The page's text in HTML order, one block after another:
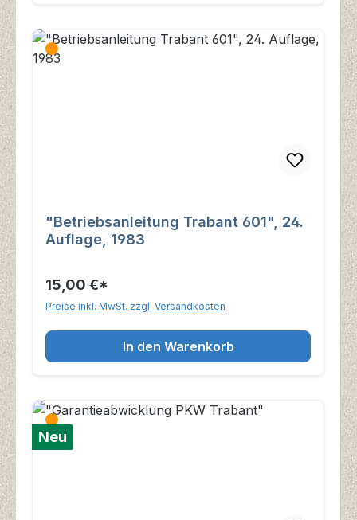
"Betriebsanleitung Trabant 601", 24.
Auflage, 1983
15,00 €*
Preise inkl. MwSt. zzgl. Versandkosten
In den Warenkorb
Neu